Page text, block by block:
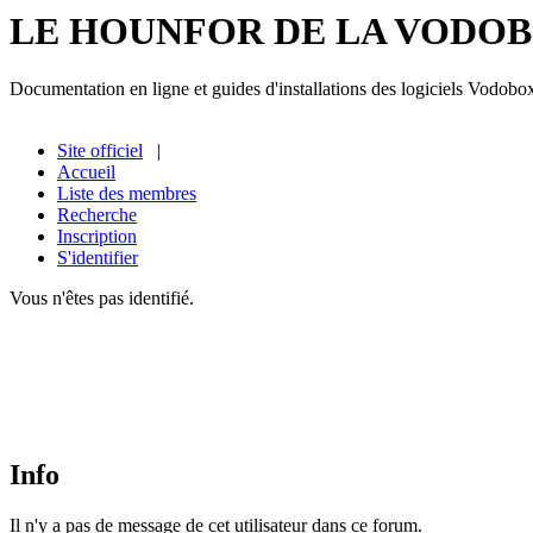
LE HOUNFOR DE LA
Documentation en ligne et guides d'installations des logiciels
Site officiel |
Accueil
Liste des membres
Recherche
Inscription
S'identifier
Vous n'êtes pas identifié.
Info
Il n'y a pas de message de cet utilisateur dans ce forum.